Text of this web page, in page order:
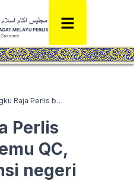
Pemangku Raja Perlis berkenan bertemu QC, perkenal potensi negeri sempena TMPs
Perlis
QC,
negeri